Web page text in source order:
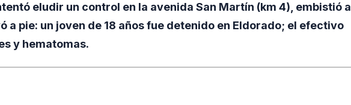
eludir un control en la avenida San Martín (km 4), embistió a
a pie: un joven de 18 años fue detenido en Eldorado; el efectivo
y hematomas.